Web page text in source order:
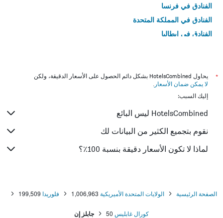
الفنادق في فرنسا
الفنادق في المملكة المتحدة
الفنادق في إيطاليا
*
يحاول HotelsCombined بشكل دائم الحصول على الأسعار الدقيقة، ولكن
لا يمكن ضمان الأسعار .
إليك السبب:
HotelsCombined ليس البائع
نقوم بتجميع الكثير من البيانات لك
لماذا لا تكون الأسعار دقيقة بنسبة 100٪؟
الصفحة الرئيسية الولايات المتحدة الأميريكية 1,006,963 فلوريدا 199,509
كورال غابليس 50 جابلز إن